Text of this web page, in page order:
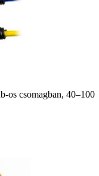
os csomagban, 40–100